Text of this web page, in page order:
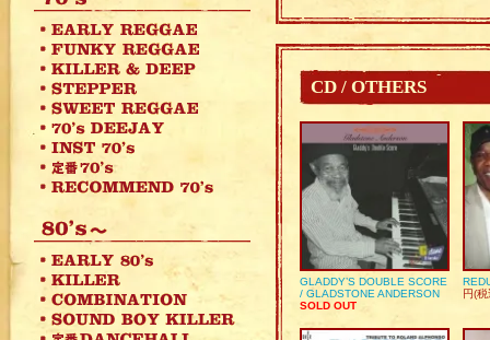
CD / OTHERS
GLADDY’S DOUBLE SCORE
/ GLADSTONE ANDERSON
SOLD OUT
円(